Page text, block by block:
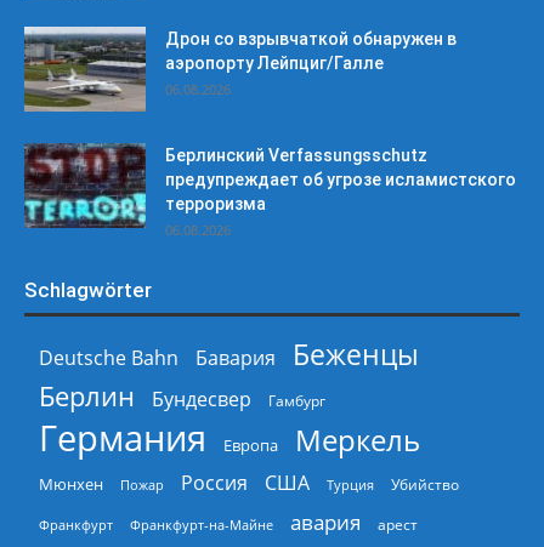
Дрон со взрывчаткой обнаружен в
аэропорту Лейпциг/Галле
06.08.2026
Берлинский Verfassungsschutz
предупреждает об угрозе исламистского
терроризма
06.08.2026
Schlagwörter
Deutsche Bahn Бавария
Беженцы
Берлин
Бундесвер Гамбург
Германия Европа Меркель
Мюнхен Пожар Россия США Турция Убийство
Франкфурт Франкфурт-на-Майне авария арест